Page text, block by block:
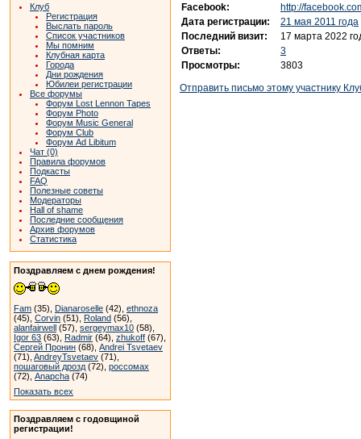
Клуб
Регистрация
Выслать пароль
Список участников
Мы помним
Клубная карта
Города
Дни рождения
Юбилеи регистрации
Все форумы
Форум Lost Lennon Tapes
Форум Photo
Форум Music General
Форум Club
Форум Ad Libitum
Чат (0)
Правила форумов
Подкасты
FAQ
Полезные советы
Модераторы
Hall of shame
Последние сообщения
Архив форумов
Статистика
Поздравляем с днем рождения!
Fam (35), Dianaroselle (42), ethnoza
(45), Corvin (51), Roland (56),
alanfairwell (57), sergeymax10 (58),
Igor 63 (63), Radmir (64), zhukoff (67),
Сергей Пронин (68), Andrei Tsvetaev
(71), AndreyTsvetaev (71),
пошаговый дрозд (72), россомах
(72), Anapcha (74)
Показать всех
Поздравляем с годовщиной
регистрации!
Facebook:
http://
Дата регистрации:
21 мая 2011 года
Последний визит:
17 марта 2022
Ответы:
3
Просмотры:
3803
Отправить письмо этому участнику